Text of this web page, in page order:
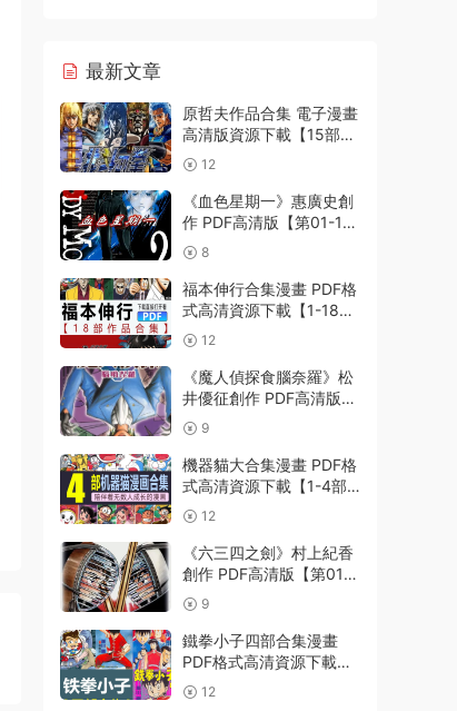
最新文章
原哲夫作品合集 電子漫畫
高清版資源下載【15部合
集完結】【PDF格式】
【電子版漫畫】
12
《血色星期一》惠廣史創
作 PDF高清版【第01-11
卷完結】
8
福本伸行合集漫畫 PDF格
式高清資源下載【1-18部
完結】Kindle電子漫畫資
源精品
12
《魔人偵探食腦奈羅》松
井優征創作 PDF高清版
【第01-23卷完結】
9
機器貓大合集漫畫 PDF格
式高清資源下載【1-4部
合集完結】Kindle電子漫
畫資源精品
12
《六三四之劍》村上紀香
創作 PDF高清版【第01-
24卷完結】
9
鐵拳小子四部合集漫畫
PDF格式高清資源下載
【1-4部合集完結】Kindle
電子漫畫資源精品
12